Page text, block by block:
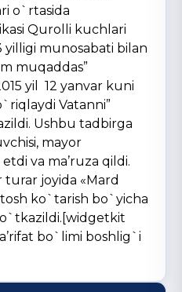
o`rtasida
Qurolli kuchlari
munosabati bilan
muqaddas”
yil 12 yanvar kuni
Vatanni”
Ushbu tadbirga
mayor
va ma’ruza qildi.
joyida «Mard
ko`tarish bo`yicha
bo`limi boshlig`i